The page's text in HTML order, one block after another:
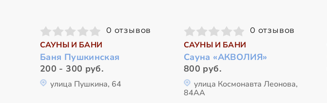
0 отзывов
САУНЫ И БАНИ
Баня Пушкинская
200 - 300 руб.
улица Пушкина, 64
0 отзывов
САУНЫ И БАНИ
Сауна «АКВОЛИЯ»
800 руб.
улица Космонавта Леонова,
84АА